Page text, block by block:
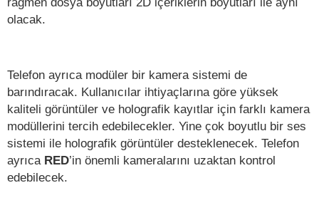
olacak.
Telefon ayrıca modüler bir kamera sistemi de
barındıracak. Kullanıcılar ihtiyaçlarına göre yüksek
kaliteli görüntüler ve holografik kayıtlar için farklı kamera
modüllerini tercih edebilecekler. Yine çok boyutlu bir ses
sistemi ile holografik görüntüler desteklenecek. Telefon
ayrıca RED’in önemli kameralarını uzaktan kontrol
edebilecek.